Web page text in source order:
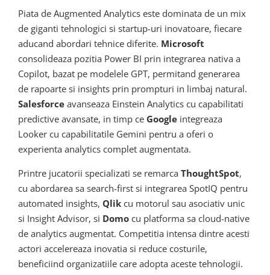
Piata de Augmented Analytics este dominata de un mix
de giganti tehnologici si startup-uri inovatoare, fiecare
aducand abordari tehnice diferite. Microsoft
consolideaza pozitia Power BI prin integrarea nativa a
Copilot, bazat pe modelele GPT, permitand generarea
de rapoarte si insights prin prompturi in limbaj natural.
Salesforce avanseaza Einstein Analytics cu capabilitati
predictive avansate, in timp ce Google integreaza
Looker cu capabilitatile Gemini pentru a oferi o
experienta analytics complet augmentata.
Printre jucatorii specializati se remarca ThoughtSpot,
cu abordarea sa search-first si integrarea SpotIQ pentru
automated insights, Qlik cu motorul sau asociativ unic
si Insight Advisor, si Domo cu platforma sa cloud-native
de analytics augmentat. Competitia intensa dintre acesti
actori accelereaza inovatia si reduce costurile,
beneficiind organizatiile care adopta aceste tehnologii.